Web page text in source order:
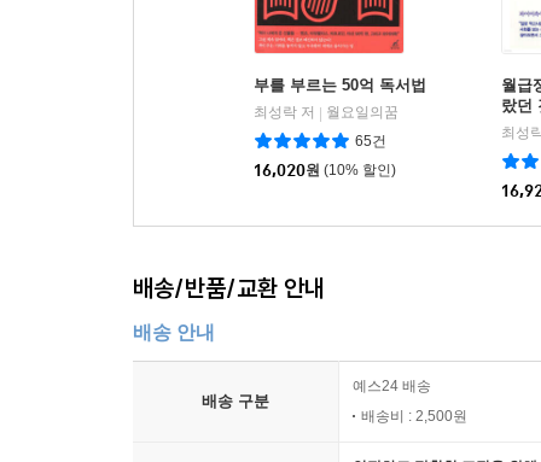
부를 부르는 50억 독서법
최성락 저
월요일의꿈
65건
16,020원 (10% 할인)
월급
랐던
최성
배송/반품/교환 안내
배송 안내
배송 구분
예스24 배송
배송비 : 2,500원